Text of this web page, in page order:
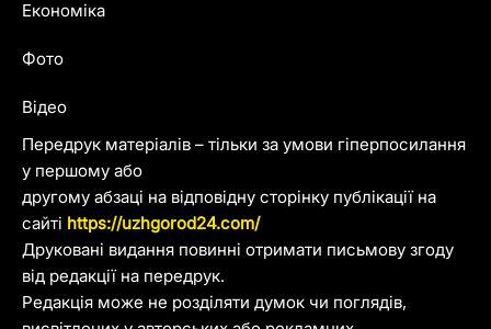
Передрук матеріалів – тільки за умови гіперпосилання
у першому або
другому абзаці на відповідну сторінку публікації на
сайті https://uzhgorod24.com/
Друковані видання повинні отримати письмову згоду
від редакції на передрук.
Редакція може не розділяти думок чи поглядів,
Економіка
Фото
Відео